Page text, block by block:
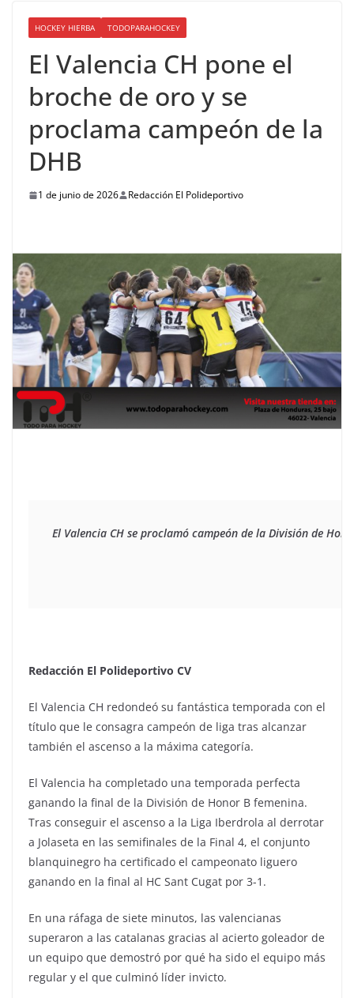
HOCKEY HIERBA TODOPARAHOCKEY
El Valencia CH pone el
broche de oro y se
proclama campeón de la
DHB
1 de junio de 2026 Redacción El Polideportivo
El Valencia CH se proclamó campeón de la División de
Redacción El Polideportivo CV
El Valencia CH redondeó su fantástica temporada con el
título que le consagra campeón de liga tras alcanzar
también el ascenso a la máxima categoría.
El Valencia ha completado una temporada perfecta
ganando la final de la División de Honor B femenina.
Tras conseguir el ascenso a la Liga Iberdrola al derrotar
a Jolaseta en las semifinales de la Final 4, el conjunto
blanquinegro ha certificado el campeonato liguero
ganando en la final al HC Sant Cugat por 3-1.
En una ráfaga de siete minutos, las valencianas
superaron a las catalanas gracias al acierto goleador de
un equipo que demostró por qué ha sido el equipo más
regular y el que culminó líder invicto.